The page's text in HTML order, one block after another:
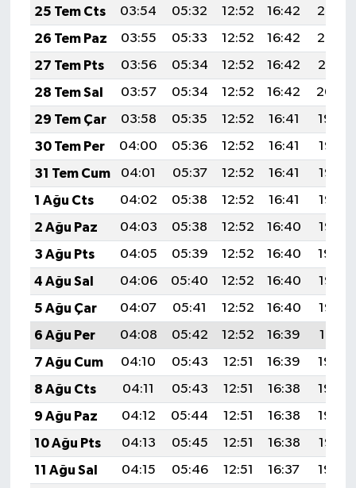
25 Tem Cts
03:54 05:32 12:52 16:42
20:02
26 Tem Paz
03:55 05:33 12:52 16:42
20:02
27 Tem Pts
03:56 05:34 12:52 16:42
20:01
28 Tem Sal
03:57 05:34 12:52 16:42
20:00
29 Tem Çar
03:58 05:35 12:52 16:41
19:59
30 Tem Per
04:00 05:36 12:52 16:41
19:58
31 Tem Cum
04:01 05:37 12:52 16:41
19:57
1 Ağu Cts
04:02 05:38 12:52 16:41
19:56
2 Ağu Paz
04:03 05:38 12:52 16:40
19:55
3 Ağu Pts
04:05 05:39 12:52 16:40
19:54
4 Ağu Sal
04:06 05:40 12:52 16:40
19:53
5 Ağu Çar
04:07 05:41 12:52 16:40
19:52
6 Ağu Per
04:08 05:42 12:52 16:39
19:51
7 Ağu Cum
04:10 05:43 12:51 16:39
19:50
8 Ağu Cts
04:11 05:43 12:51 16:38
19:49
9 Ağu Paz
04:12 05:44 12:51 16:38
19:48
10 Ağu Pts
04:13 05:45 12:51 16:38
19:47
11 Ağu Sal
04:15 05:46 12:51 16:37
19:46